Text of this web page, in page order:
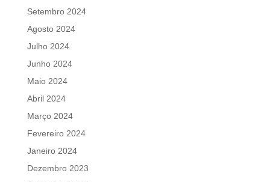
Setembro 2024
Agosto 2024
Julho 2024
Junho 2024
Maio 2024
Abril 2024
Março 2024
Fevereiro 2024
Janeiro 2024
Dezembro 2023